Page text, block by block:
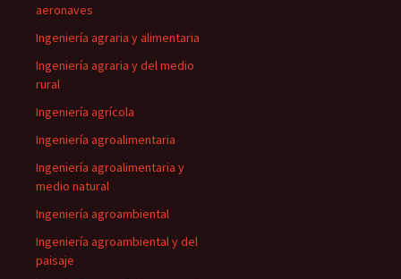
aeronaves
Ingeniería agraria y alimentaria
Ingeniería agraria y del medio
rural
Ingeniería agrícola
Ingeniería agroalimentaria
Ingeniería agroalimentaria y
medio natural
Ingeniería agroambiental
Ingeniería agroambiental y del
paisaje